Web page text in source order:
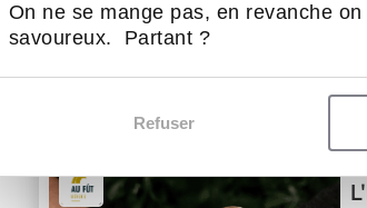
On ne se mange pas, en revanche
savoureux. Partant ?
Refuser
D'autres actualités